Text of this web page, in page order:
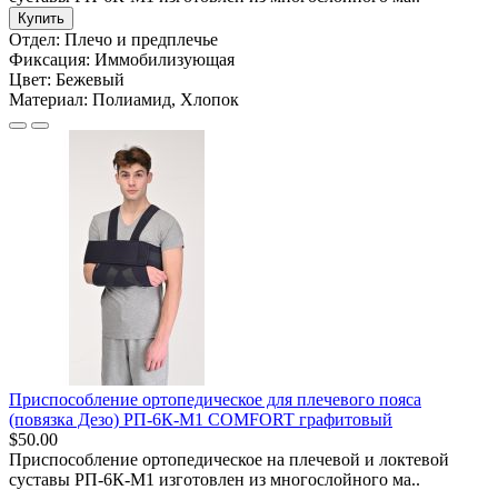
Купить
Отдел: Плечо и предплечье
Фиксация: Иммобилизующая
Цвет: Бежевый
Материал: Полиамид, Хлопок
Приспособление ортопедическое для плечевого пояса
(повязка Дезо) РП-6К-М1 COMFORT графитовый
$50.00
Приспособление ортопедическое на плечевой и локтевой
суставы РП-6К-М1 изготовлен из многослойного ма..